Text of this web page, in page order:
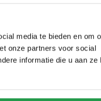
media te bieden en om
onze partners voor social
informatie die u aan ze